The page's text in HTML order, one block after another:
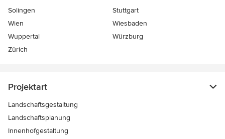
Solingen
Stuttgart
Wien
Wiesbaden
Wuppertal
Würzburg
Zürich
Projektart
Landschaftsgestaltung
Landschaftsplanung
Innenhofgestaltung